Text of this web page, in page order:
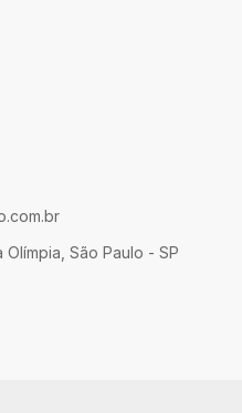
Olímpia, São Paulo - SP